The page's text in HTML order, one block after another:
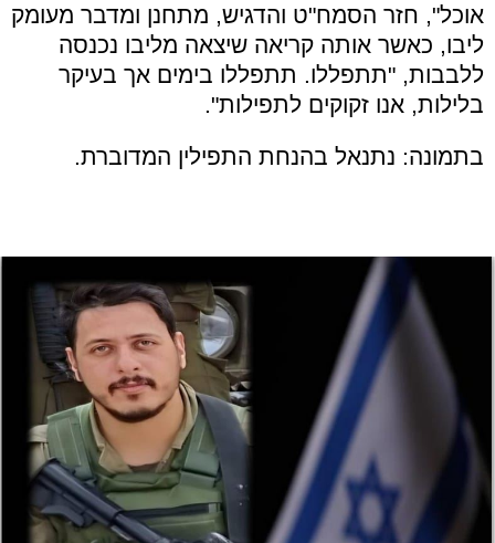
אוכל", חזר הסמח"ט והדגיש, מתחנן ומדבר מעומק
ליבו, כאשר אותה קריאה שיצאה מליבו נכנסה
ללבבות, "תתפללו. תתפללו בימים אך בעיקר
בלילות, אנו זקוקים לתפילות".
בתמונה: נתנאל בהנחת התפילין המדוברת.